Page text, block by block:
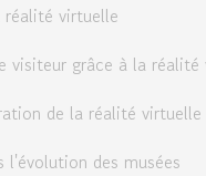
réalité virtuelle
visiteur grâce à la
de la réalité virtuelle
des musées